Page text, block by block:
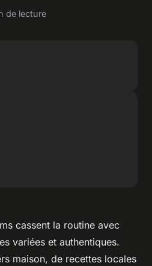
de lecture
cassent la routine avec
variées et authentiques.
maison, de recettes locales